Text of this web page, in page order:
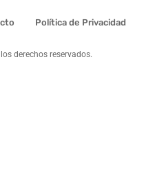
Política de Privacidad
derechos reservados.